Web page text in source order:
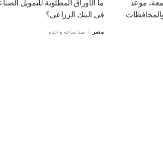
موعد
ما الأوراق المطلوبة للتمويل
في البنك الزراعي؟
مصر منذ ساعة واحدة